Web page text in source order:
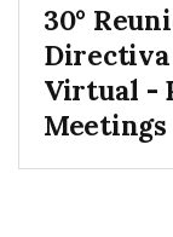
30°
Directiva
Virtual -
Meetings